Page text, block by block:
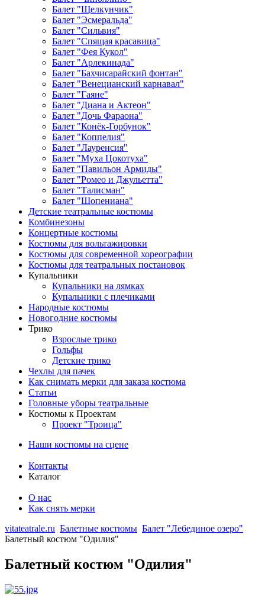
Балет "Щелкунчик"
Балет "Эсмеральда"
Балет "Сильвия"
Балет "Спящая красавица"
Балет "Фея Кукол"
Балет "Арлекинада"
Балет "Бахчисарайский фонтан"
Балет "Венецианский карнавал"
Балет "Гаяне"
Балет "Диана и Актеон"
Балет "Дочь Фараона"
Балет "Конёк-Горбунок"
Балет "Коппелия"
Балет "Лауренсия"
Балет "Муха Цокотуха"
Балет "Павильон Армиды"
Балет "Ромео и Джульетта"
Балет "Талисман"
Балет "Шопениана"
Детские театральные костюмы
Комбинезоны
Концертные костюмы
Костюмы для вольтажировки
Костюмы для современной хореографии
Костюмы для театральных постановок
Купальники
Купальники на лямках
Купальники с плечиками
Народные костюмы
Новогодние костюмы
Трико
Взрослые трико
Гольфы
Детские трико
Чехлы для пачек
Как снимать мерки для заказа костюма
Статьи
Головные уборы театральные
Костюмы к Проектам
Проект "Троица"
Наши костюмы на сцене
Контакты
Каталог
О нас
Как снять мерки
vitateatrale.ru Балетные костюмы Балет "Лебединое озеро"
Балетный костюм "Одилия"
Балетный костюм "Одилия"